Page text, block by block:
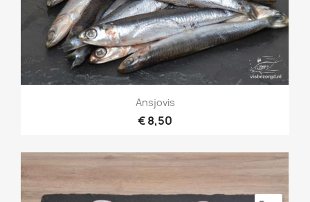
Ansjovis
€ 8,50